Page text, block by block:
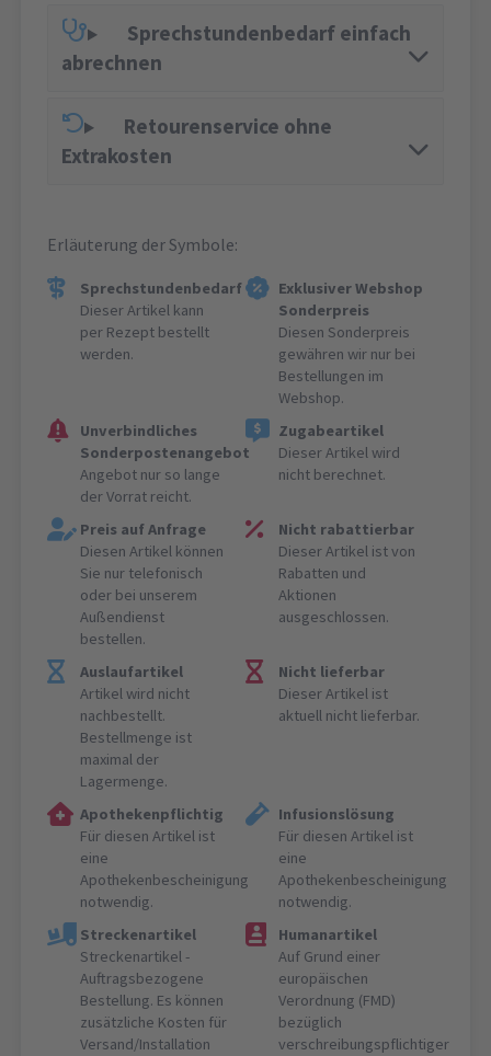
Sprechstundenbedarf einfach
abrechnen
Retourenservice ohne
Extrakosten
Erläuterung der Symbole:
Sprechstundenbedarf
Dieser Artikel kann
per Rezept bestellt
werden.
Exklusiver Webshop
Sonderpreis
Diesen Sonderpreis
gewähren wir nur bei
Bestellungen im
Webshop.
Unverbindliches
Sonderpostenangebot
Angebot nur so lange
der Vorrat reicht.
Zugabeartikel
Dieser Artikel wird
nicht berechnet.
Preis auf Anfrage
Diesen Artikel können
Sie nur telefonisch
oder bei unserem
Außendienst
bestellen.
Nicht rabattierbar
Dieser Artikel ist von
Rabatten und
Aktionen
ausgeschlossen.
Auslaufartikel
Artikel wird nicht
nachbestellt.
Bestellmenge ist
maximal der
Lagermenge.
Nicht lieferbar
Dieser Artikel ist
aktuell nicht lieferbar.
Apothekenpflichtig
Für diesen Artikel ist
eine
Apothekenbescheinigung
notwendig.
Infusionslösung
Für diesen Artikel ist
eine
Apothekenbescheinigung
notwendig.
Streckenartikel
Streckenartikel -
Auftragsbezogene
Bestellung. Es können
zusätzliche Kosten für
Versand/Installation
Humanartikel
Auf Grund einer
europäischen
Verordnung (FMD)
bezüglich
verschreibungspflichtiger